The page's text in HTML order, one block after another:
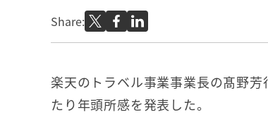
Share:
楽天のトラベル事業事業長の髙野
たり年頭所感を発表した。